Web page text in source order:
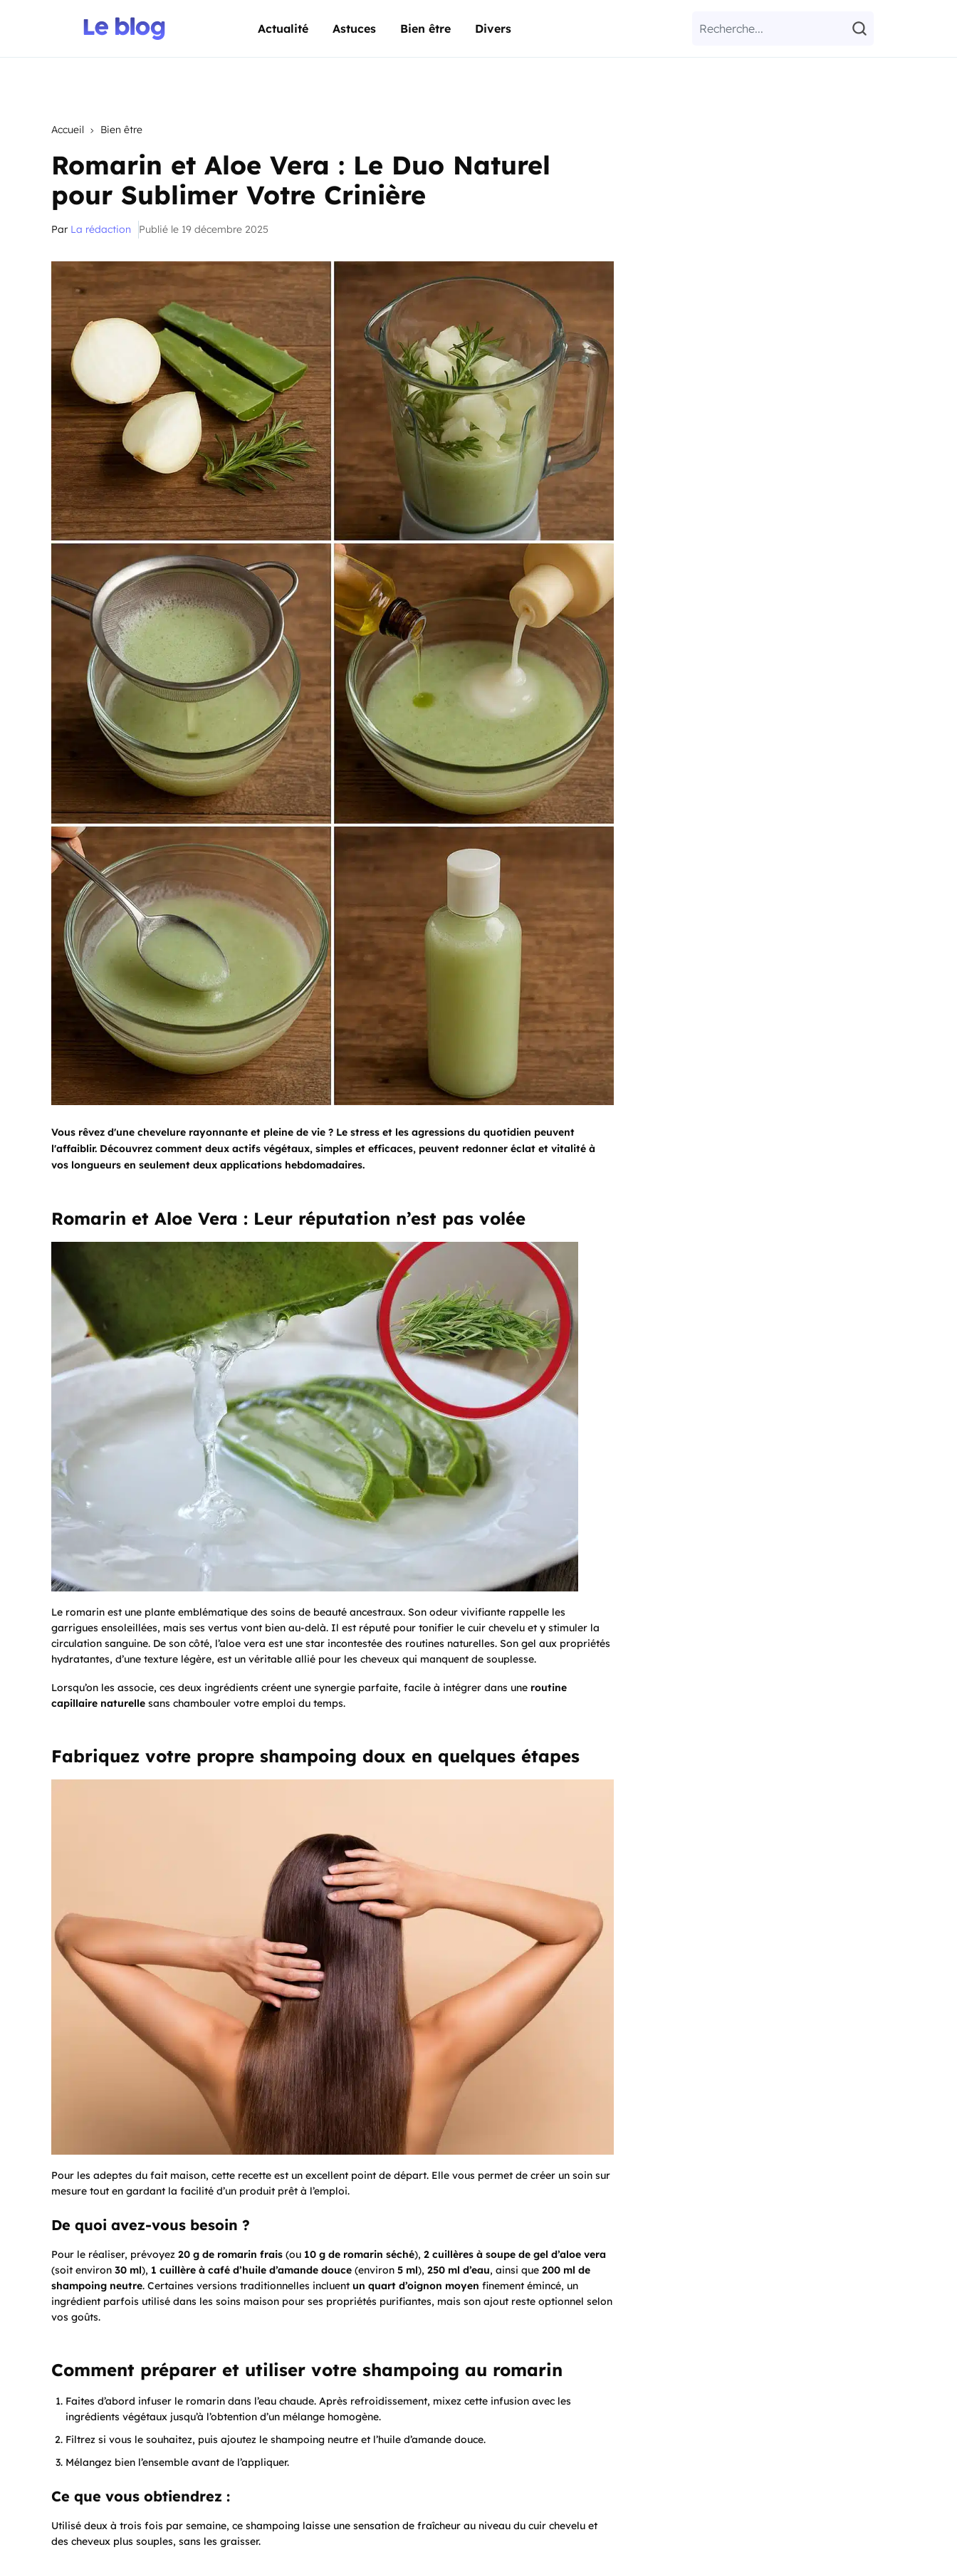
Actualité Astuces Bien être Divers
Accueil Bien être
Romarin et Aloe Vera : Le Duo Naturel
pour Sublimer Votre Crinière
Par La rédaction Publié le 19 décembre 2025
Vous rêvez d'une chevelure rayonnante et pleine de vie ? Le stress et les agressions du quotidien peuvent
l'affaiblir. Découvrez comment deux actifs végétaux, simples et efficaces, peuvent redonner éclat et vitalité à
vos longueurs en seulement deux applications hebdomadaires.
Romarin et Aloe Vera : Leur réputation n’est pas volée
Le romarin est une plante emblématique des soins de beauté ancestraux. Son odeur vivifiante rappelle les
garrigues ensoleillées, mais ses vertus vont bien au-delà. Il est réputé pour tonifier le cuir chevelu et y stimuler la
circulation sanguine. De son côté, l’aloe vera est une star incontestée des routines naturelles. Son gel aux propriétés
hydratantes, d’une texture légère, est un véritable allié pour les cheveux qui manquent de souplesse.
Lorsqu’on les associe, ces deux ingrédients créent une synergie parfaite, facile à intégrer dans une routine
capillaire naturelle sans chambouler votre emploi du temps.
Fabriquez votre propre shampoing doux en quelques étapes
Pour les adeptes du fait maison, cette recette est un excellent point de départ. Elle vous permet de créer un soin sur
mesure tout en gardant la facilité d’un produit prêt à l’emploi.
De quoi avez-vous besoin ?
Pour le réaliser, prévoyez 20 g de romarin frais (ou 10 g de romarin séché), 2 cuillères à soupe de gel d’aloe vera
(soit environ 30 ml), 1 cuillère à café d’huile d’amande douce (environ 5 ml), 250 ml d’eau, ainsi que 200 ml de
shampoing neutre. Certaines versions traditionnelles incluent un quart d’oignon moyen finement émincé, un
ingrédient parfois utilisé dans les soins maison pour ses propriétés purifiantes, mais son ajout reste optionnel selon
vos goûts.
Comment préparer et utiliser votre shampoing au romarin
Faites d’abord infuser le romarin dans l’eau chaude. Après refroidissement, mixez cette infusion avec les
ingrédients végétaux jusqu’à l’obtention d’un mélange homogène.
Filtrez si vous le souhaitez, puis ajoutez le shampoing neutre et l’huile d’amande douce.
Mélangez bien l’ensemble avant de l’appliquer.
Ce que vous obtiendrez :
Utilisé deux à trois fois par semaine, ce shampoing laisse une sensation de fraîcheur au niveau du cuir chevelu et
des cheveux plus souples, sans les graisser.